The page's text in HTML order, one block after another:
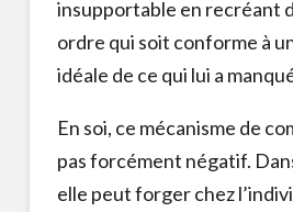
insupportable en recréant
ordre qui soit conforme à
idéale de ce qui lui a
En soi, ce mécanisme de
pas forcément négatif.
elle peut forger chez